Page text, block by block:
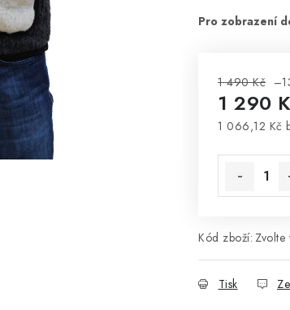
1 490 Kč
1 290
1 066,12 Kč
Kód zboží: Zvolte
Tisk